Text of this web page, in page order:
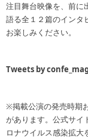
注目舞台映像を、前に
語る全１２篇のインタ
お楽しみください。
Tweets by
※掲載公演の発売時期
があります。公式サイ
ロナウイルス感染拡